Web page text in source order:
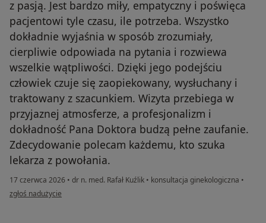
z pasją. Jest bardzo miły, empatyczny i poświęca
pacjentowi tyle czasu, ile potrzeba. Wszystko
dokładnie wyjaśnia w sposób zrozumiały,
cierpliwie odpowiada na pytania i rozwiewa
wszelkie wątpliwości. Dzięki jego podejściu
człowiek czuje się zaopiekowany, wysłuchany i
traktowany z szacunkiem. Wizyta przebiega w
przyjaznej atmosferze, a profesjonalizm i
dokładność Pana Doktora budzą pełne zaufanie.
Zdecydowanie polecam każdemu, kto szuka
lekarza z powołania.
17 czerwca 2026 • dr n. med. Rafał Kuźlik • konsultacja ginekologiczna •
w opinii użytkownika Katarzyna
zgłoś nadużycie